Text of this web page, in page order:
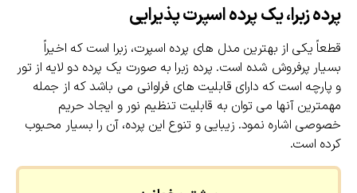
پرده زبرا، یک پرده اسپرت پذیرایی
قطعاً یکی از بهترین مدل های پرده اسپرت، زبرا است که اخیراً
بسیار پرفروش شده است. پرده زبرا به صورت یک پرده دو لایه از تور
و پارچه است که دارای قابلیت های فراوانی می باشد که از جمله
مهمترین آنها می توان به قابلیت تنظیم نور و ایجاد حریم
خصوصی اشاره نمود. زیبایی و تنوع این پرده، آن را بسیار محبوب
کرده است.